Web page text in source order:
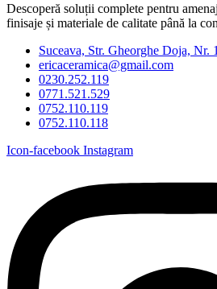
Descoperă soluții complete pentru
finisaje și materiale de calitate până la
Suceava, Str. Gheorghe Doja, Nr.
ericaceramica@gmail.com
0230.252.119
0771.521.529
0752.110.119
0752.110.118
Icon-facebook Instagram